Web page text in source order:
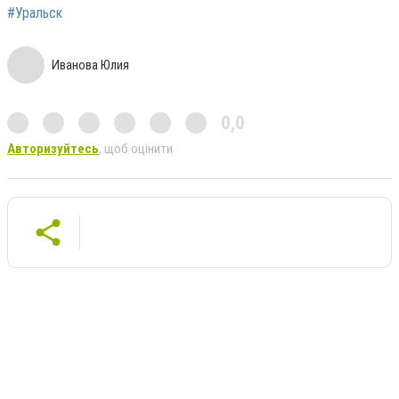
#Уральск
Иванова Юлия
0,0
Авторизуйтесь, щоб оцінити